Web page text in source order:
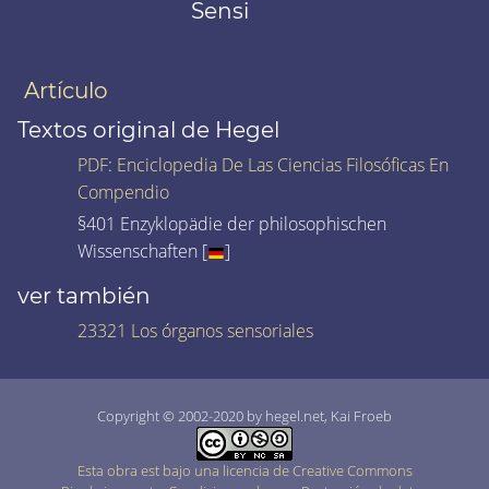
Sensi
Artículo
Textos original de Hegel
PDF: Enciclopedia De Las Ciencias Filosóficas En
Compendio
§401 Enzyklopädie der philosophischen
Wissenschaften [
]
ver también
23321 Los órganos sensoriales
Copyright © 2002-2020 by hegel.net, Kai Froeb
Esta obra est bajo una licencia de Creative Commons